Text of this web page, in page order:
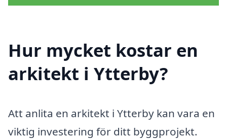
Hur mycket kostar en
arkitekt i Ytterby?
Att anlita en arkitekt i Ytterby kan vara en
viktig investering för ditt byggprojekt.